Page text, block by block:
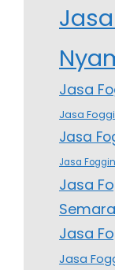
Jasa
Jasa
Jasa
Jasa
Jasa
Jasa
Jasa